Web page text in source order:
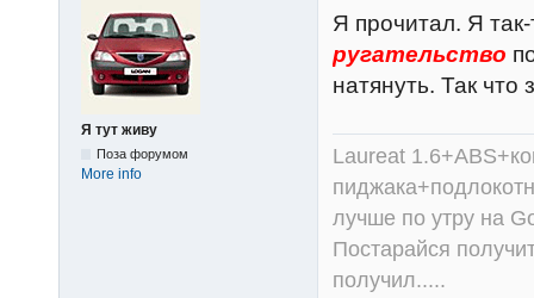
Я тут живу
Поза форумом
More info
Я прочитал. Я
ругательство
натянуть. Так
Laureat
лучше по утру на
Постарайся
получил.....